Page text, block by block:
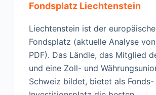
Fondsplatz Liechtenstein
Liechtenstein ist der europäische
Fondsplatz (aktuelle Analyse
PDF). Das Ländle, das Mitglied
und eine Zoll- und
Schweiz bildet, bietet als Fonds-